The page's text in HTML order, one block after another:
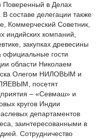
Поверенный в Делах
составе делегации также
Коммерческий Советник,
индийских компаний,
закупках древесины
официальные гости
области Николаем
Олегом НИЛОВЫМ и
посетят
– «Севмаш» и
кругов Индии
департаментов
заинтересованными в
Сотрудничество